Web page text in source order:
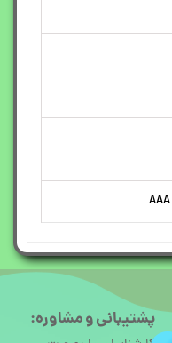
پشتیبانی و مشاوره: